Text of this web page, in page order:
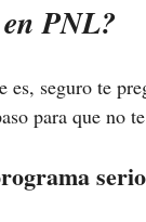
PNL?
es, seguro te
para que no
serio